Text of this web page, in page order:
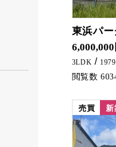
29
東浜パ
海好き
6,000,000
3LDK
売買 新